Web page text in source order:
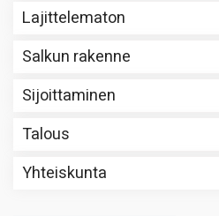
Lajittelematon
Salkun rakenne
Sijoittaminen
Talous
Yhteiskunta